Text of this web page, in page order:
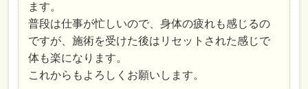
ます。
普段は仕事が忙しいので、身体の疲れも感じるの
ですが、施術を受けた後はリセットされた感じで
体も楽になります。
これからもよろしくお願いします。